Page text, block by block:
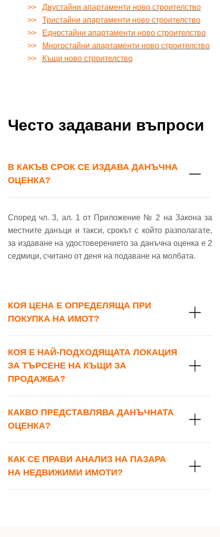
>> Двустайни апартаменти ново строителство
>> Тристайни апартаменти ново строителство
>>
Едностайни апартаменти ново строителство
>>
Многостайни апартаменти ново строителство
>>
Къщи ново строителство
Често задавани въпроси
В КАКЪВ СРОК СЕ ИЗДАВА ДАНЪЧНА
ОЦЕНКА?
Според чл. 3, ал. 1 от Приложение № 2 на Закона за
местните данъци и такси, срокът с който разполагате,
за издаване на удостоверението за данъчна оценка е 2
седмици, считано от деня на подаване на молбата.
КОЯ ЦЕНА Е ОПРЕДЕЛЯЩА ПРИ
ПОКУПКА НА ИМОТ?
КОЯ Е НАЙ-ПОДХОДЯЩАТА ЛОКАЦИЯ
ЗА ТЪРСЕНЕ НА КЪЩИ ЗА
ПРОДАЖБА?
КАКВО ПРЕДСТАВЛЯВА ДАНЪЧНАТА
ОЦЕНКА?
КАК СЕ ПРАВИ АНАЛИЗ НА ПАЗАРА
НА НЕДВИЖИМИ ИМОТИ?